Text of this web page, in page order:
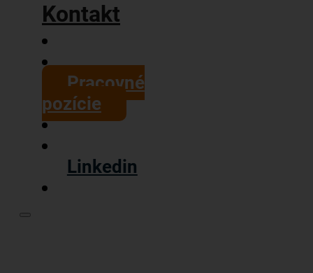
Kontakt
Pracovné
pozície
Linkedin